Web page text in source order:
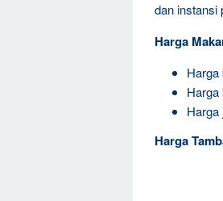
dan instansi
Harga
Harga
Harga
Harga
Harga